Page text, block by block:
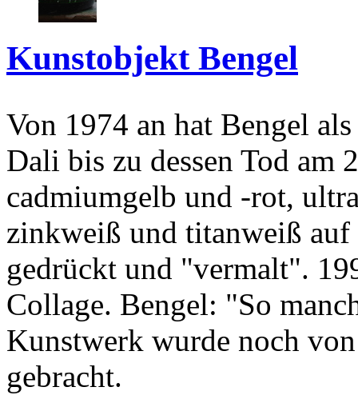
Kunstobjekt Bengel
Von 1974 an hat Bengel
Dali bis zu dessen Tod am
cadmiumgelb und -rot,
zinkweiß und titanweiß
gedrückt und "vermalt".
Collage. Bengel: "So
Kunstwerk wurde noch
gebracht.